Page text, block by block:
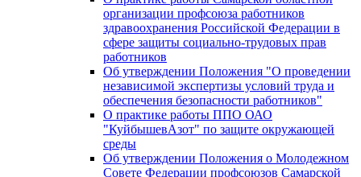
организации профсоюза работников
здравоохранения Российской Федерации в
сфере защиты социально-трудовых прав
работников
Об утверждении Положения "О проведении
независимой экспертизы условий труда и
обеспечения безопасности работников"
О практике работы ППО ОАО
"КуйбышевАзот" по защите окружающей
среды
Об утверждении Положения о Молодежном
Совете Федерации профсоюзов Самарской